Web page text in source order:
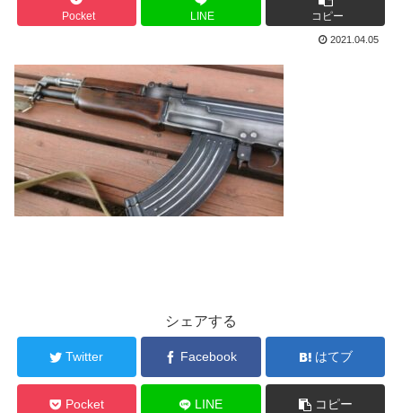
Pocket LINE コピー
2021.04.05
シェアする
Twitter Facebook はてブ
Pocket LINE コピー